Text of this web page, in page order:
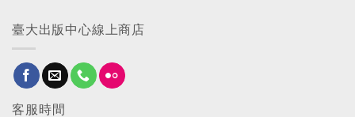
臺大出版中心線上商店
客服時間